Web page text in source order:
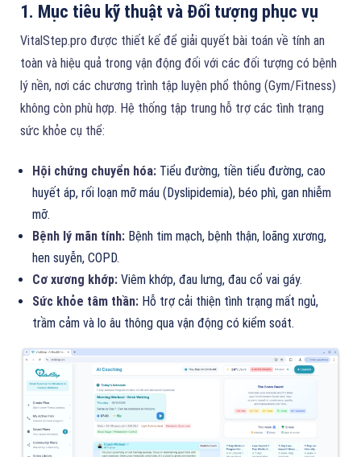
1. Mục tiêu kỹ thuật và Đối tượng phục vụ
VitalStep.pro được thiết kế để giải quyết bài toán về tính an
toàn và hiệu quả trong vận động đối với các đối tượng có bệnh
lý nền, nơi các chương trình tập luyện phổ thông (Gym/Fitness)
không còn phù hợp. Hệ thống tập trung hỗ trợ các tình trạng
sức khỏe cụ thể:
Hội chứng chuyển hóa: Tiểu đường, tiền tiểu đường, cao
huyết áp, rối loạn mỡ máu (Dyslipidemia), béo phì, gan nhiễm
mỡ.
Bệnh lý mãn tính: Bệnh tim mạch, bệnh thận, loãng xương,
hen suyễn, COPD.
Cơ xương khớp: Viêm khớp, đau lưng, đau cổ vai gáy.
Sức khỏe tâm thần: Hỗ trợ cải thiện tình trạng mất ngủ,
trầm cảm và lo âu thông qua vận động có kiểm soát.